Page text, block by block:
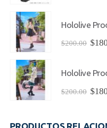
era:
Hololive
$200.00 El
era:
$
Hololive
$200.00 El
$